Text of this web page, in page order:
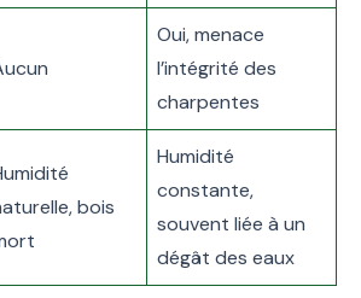
Oui, menace
l’intégrité des
charpentes
bois
Humidité
constante,
souvent liée à un
dégât des eaux